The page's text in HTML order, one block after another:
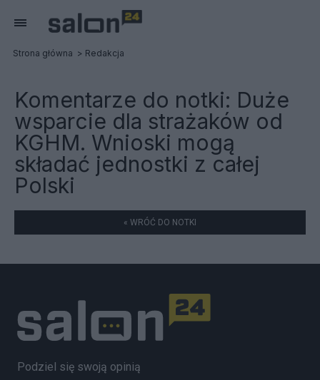
Strona główna Redakcja
Komentarze do notki: Duże
wsparcie dla strażaków od
KGHM. Wnioski mogą
składać jednostki z całej
Polski
« WRÓĆ DO NOTKI
Podziel się swoją opinią